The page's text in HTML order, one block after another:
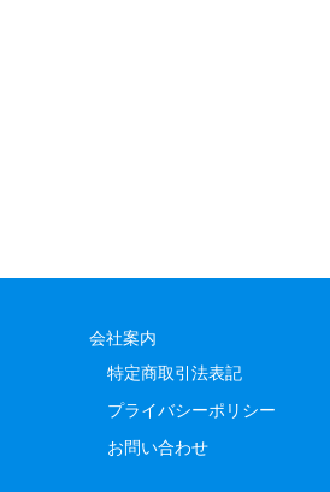
会社案内
特定商取引法表記
プライバシーポリシー
お問い合わせ